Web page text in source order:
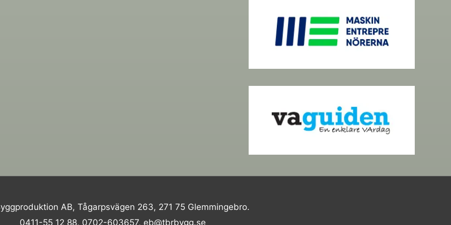
AB, Tågarpsvägen 263, 271 75 Glemmingebro.
0411-55 12 88, 0702-603657, eb@tbrbygg.se